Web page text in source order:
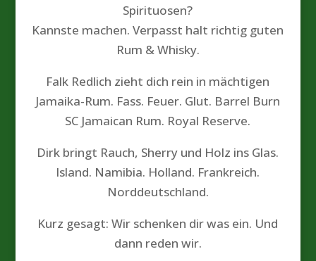
Spirituosen?
Kannste machen. Verpasst halt richtig guten
Rum & Whisky.
Falk Redlich zieht dich rein in mächtigen
Jamaika-Rum. Fass. Feuer. Glut. Barrel Burn
SC Jamaican Rum. Royal Reserve.
Dirk bringt Rauch, Sherry und Holz ins Glas.
Island. Namibia. Holland. Frankreich.
Norddeutschland.
Kurz gesagt: Wir schenken dir was ein. Und
dann reden wir.